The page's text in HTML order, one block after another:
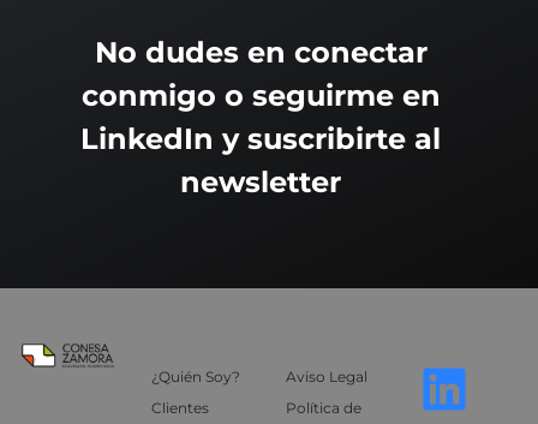
No dudes en conectar
conmigo o seguirme en
LinkedIn y suscribirte al
newsletter
¿Quién Soy?
Clientes
Aviso Legal
Política de